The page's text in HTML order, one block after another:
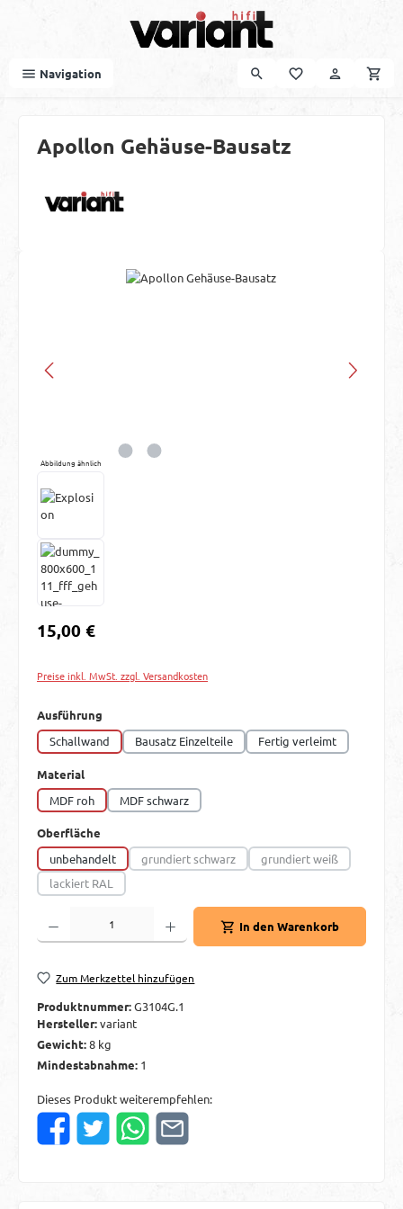
Navigation
Apollon Gehäuse-Bausatz
Bildergalerie überspringen
Abbildung ähnlich
Regulärer Preis:
15,00 €
Preise inkl. MwSt. zzgl. Versandkosten
Ausführung
Schallwand
Bausatz Einzelteile Fertig verleimt
Material
MDF roh
MDF schwarz
Oberfläche
unbehandelt
grundiert schwarz
(Diese Option ist zurzeit nicht verfügbar.)
grundiert weiß
(Diese Option ist
lackiert RAL
(Diese Option ist zurzeit nicht verfügbar.)
Produkt Anzahl: Gib den gewünschten Wert ein oder benutze die Schaltflächen
In den Warenkorb
Zum Merkzettel hinzufügen
Produktnummer:G3104G.1
Hersteller:variant
Gewicht:8 kg
Mindestabnahme: 1
Dieses Produkt weiterempfehlen: